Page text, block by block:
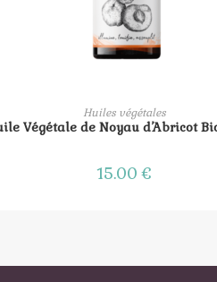
AJOUTER AU PANIER
Huiles végétales
Végétale de Noyau d’Abricot
15.00€